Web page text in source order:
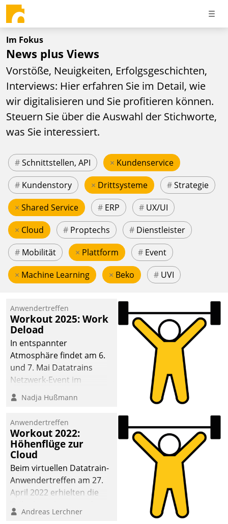
Im Fokus
News plus Views
Vorstöße, Neuigkeiten, Erfolgsgeschichten,
Interviews: Hier erfahren Sie im Detail, wie
wir digitalisieren und Sie profitieren können.
Steuern Sie über die Auswahl der Stichworte,
was Sie interessiert.
#Schnittstellen, API × Kundenservice
# Kundenstory × Drittsysteme #Strategie
× Shared Service # ERP # UX/UI
× Cloud # Proptechs # Dienstleister
# Mobilität × Plattform # Event
× Machine Learning × Beko # UVI
Anwendertreffen
Workout 2025: Work
Deload
In entspannter
Atmosphäre findet am 6.
und 7. Mai Datatrains
Netzwerk-Event im
Kunden- und Partnerkreis
statt. Zentrale Frage: Wie
Mammutprojekte
meistern und Workloads
wuppen – bei zunehmend
anspruchsvollen
Aufgaben und
abnehmendem
Nadja Hußmann
Anwendertreffen
Workout 2022:
Höhenflüge zur
Cloud
Beim virtuellen Datatrain-
Anwendertreffen am 27.
April 2022 erhielten die
Teilnehmer kurzweilige
Andreas Lerchner